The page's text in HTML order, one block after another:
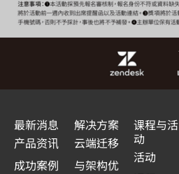
最新消息
产品资讯
成功案例
解决方案
云端迁移
与架构优
课程与活
动
活动